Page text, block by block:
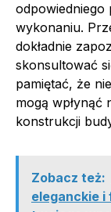
odpowiedniego
wykonaniu.
dokładnie
skonsultować
pamiętać, że
mogą wpłynąć
konstrukcji
Zobacz też:
eleganckie i